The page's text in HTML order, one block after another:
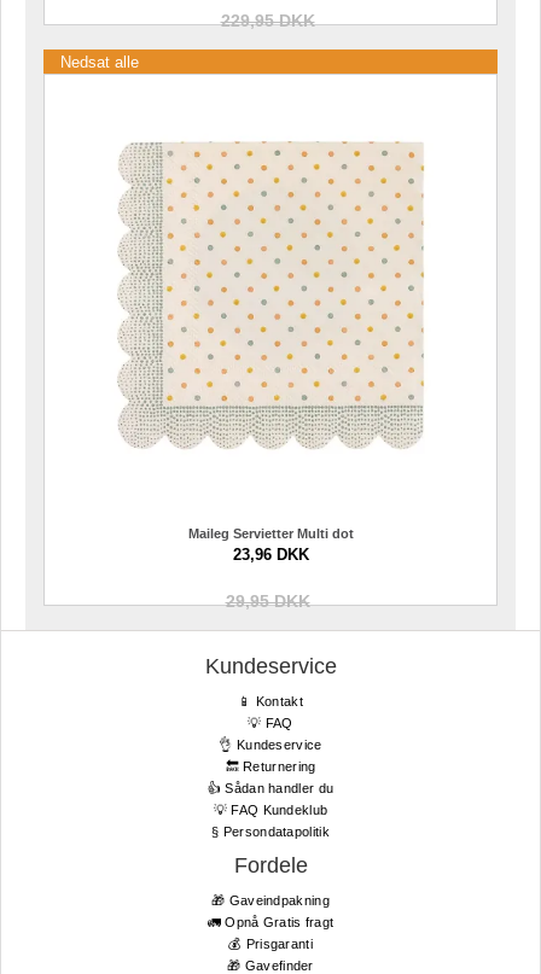
229,95 DKK
Nedsat alle
Maileg Servietter Multi dot
23,96 DKK
29,95 DKK
Kundeservice
📱 Kontakt
💡 FAQ
👌 Kundeservice
🔙 Returnering
👍 Sådan handler du
💡 FAQ Kundeklub
§ Persondatapolitik
Fordele
🎁 Gaveindpakning
🚛 Opnå Gratis fragt
💰 Prisgaranti
🎁 Gavefinder